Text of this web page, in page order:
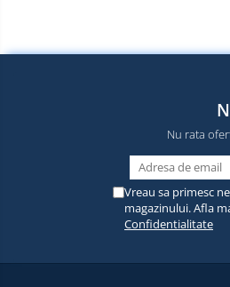
Panouri solare portabile
Produse
resigilate
Termometre
non
contact
Aspiratoare
piese si
Piese de schimb telefoane
Nu rata
Vreau sa primesc
magazinului. Afla
Confidentialitate